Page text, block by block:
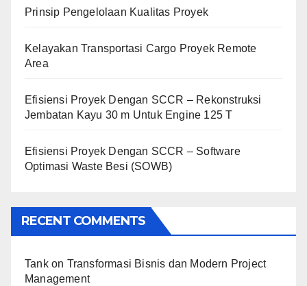
Prinsip Pengelolaan Kualitas Proyek
Kelayakan Transportasi Cargo Proyek Remote
Area
Efisiensi Proyek Dengan SCCR – Rekonstruksi
Jembatan Kayu 30 m Untuk Engine 125 T
Efisiensi Proyek Dengan SCCR – Software
Optimasi Waste Besi (SOWB)
RECENT COMMENTS
Tankon Transformasi Bisnis dan Modern Project
Management